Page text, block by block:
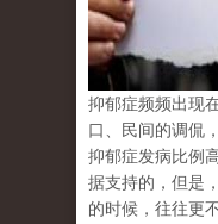
抑郁症频频出现
口、民间的调侃
抑郁症发病比例
据支持的，但是
的时候，往往更